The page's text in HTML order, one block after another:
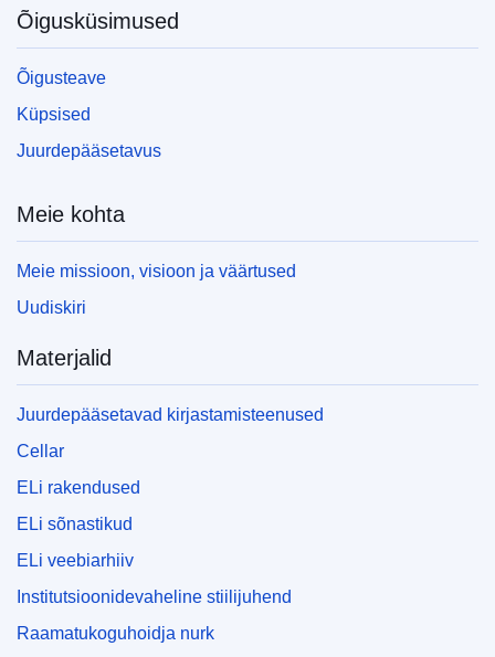
Õigusküsimused
Õigusteave
Küpsised
Juurdepääsetavus
Meie kohta
Meie missioon, visioon ja väärtused
Uudiskiri
Materjalid
Juurdepääsetavad kirjastamisteenused
Cellar
ELi rakendused
ELi sõnastikud
ELi veebiarhiiv
Institutsioonidevaheline stiilijuhend
Raamatukoguhoidja nurk